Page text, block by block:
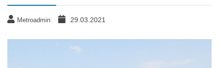
Metroadmin 29.03.2021